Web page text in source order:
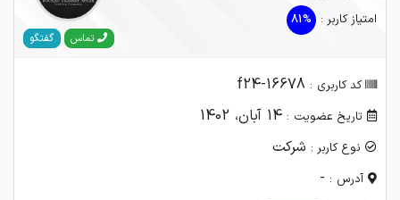
امتیاز کاربر :
81%
تماس گفتگو
کد کاربری : f24-16678
تاریخ عضویت : 14 آبان، 1402
نوع کاربر : شرکت
آدرس :